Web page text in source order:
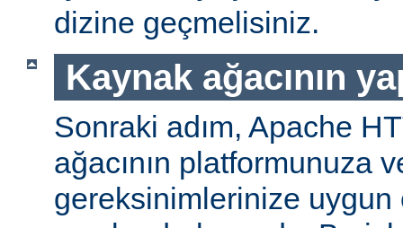
dizine geçmelisiniz.
Kaynak ağacının
Sonraki adım, Apache
ağacının platformunuza
gereksinimlerinize uygun